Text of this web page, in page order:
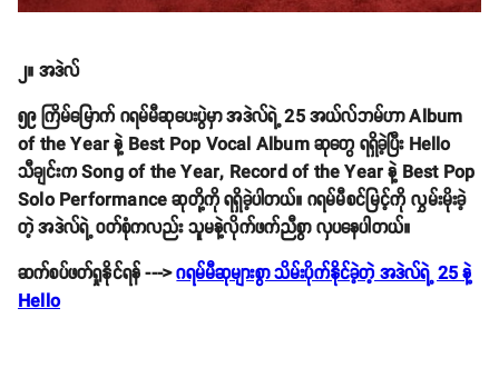
၂။ အဒဲလ်
၅၉ ကြိမ်မြောက် ဂရမ်မီဆုပေးပွဲမှာ အဒဲလ်ရဲ့ 25 အယ်လ်ဘမ်ဟာ Album
of the Year နဲ့ Best Pop Vocal Album ဆုတွေ ရရှိခဲ့ပြီး Hello
သီချင်းက Song of the Year, Record of the Year နဲ့ Best Pop
Solo Performance ဆုတို့ကို ရရှိခဲ့ပါတယ်။ ဂရမ်မီစင်မြင့်ကို လွှမ်းမိုးခဲ့
တဲ့ အဒဲလ်ရဲ့ ဝတ်စုံကလည်း သူမနဲ့လိုက်ဖက်ညီစွာ လှပနေပါတယ်။
ဆက်စပ်ဖတ်ရှုနိုင်ရန် --->ဂရမ်မီဆုများစွာ သိမ်းပိုက်နိုင်ခဲ့တဲ့ အဒဲလ်ရဲ့ 25 နဲ့
Hello